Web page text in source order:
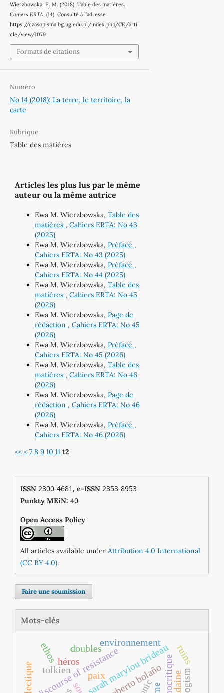
Wierzbowska, E. M. (2018). Table des matières.
Cahiers ERTA , (14). Consulté à l’adresse
https://czasopisma.bg.ug.edu.pl/index.php/CE/arti
cle/view/1079
Formats de citations
Numéro
No 14 (2018): La terre, le territoire, la
carte
Rubrique
Table des matières
Articles les plus lus par le même
auteur ou la même autrice
Ewa M. Wierzbowska, Table des
matières , Cahiers ERTA: No 43
(2025)
Ewa M. Wierzbowska, Préface ,
Cahiers ERTA: No 43 (2025)
Ewa M. Wierzbowska, Préface ,
Cahiers ERTA: No 44 (2025)
Ewa M. Wierzbowska, Table des
matières , Cahiers ERTA: No 45
(2026)
Ewa M. Wierzbowska, Page de
rédaction , Cahiers ERTA: No 45
(2026)
Ewa M. Wierzbowska, Préface ,
Cahiers ERTA: No 45 (2026)
Ewa M. Wierzbowska, Table des
matières , Cahiers ERTA: No 46
(2026)
Ewa M. Wierzbowska, Page de
rédaction , Cahiers ERTA: No 46
(2026)
Ewa M. Wierzbowska, Préface ,
Cahiers ERTA: No 46 (2026)
<< < 7 8 9 10 11 12
ISSN2300-4681, e-ISSN2353-8953
Punkty MEiN: 40
Open Access Policy
All articles available under Attribution 4.0 International
(CC BY 4.0).
Faire une soumission
Mots-clés
roberto bolaño
discourse of resistancesarah marylou brideau
environnement
doubles
héros
tolkien
paix
ruins
ethos